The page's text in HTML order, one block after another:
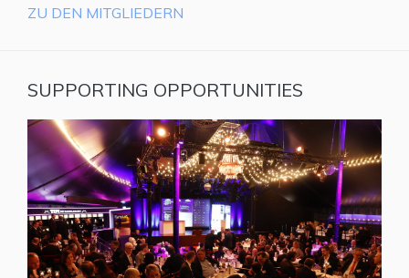
ZU DEN MITGLIEDERN
SUPPORTING OPPORTUNITIES